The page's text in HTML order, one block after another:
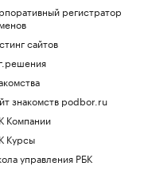
регистратор
сайтов
знакомств podbor.ru
Компании
Курсы
управления РБК